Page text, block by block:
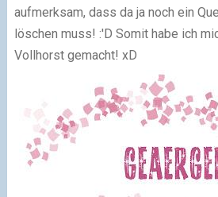
aufmerksam, dass da ja noch ein
löschen muss! :'D Somit habe ich
Vollhorst gemacht! xD